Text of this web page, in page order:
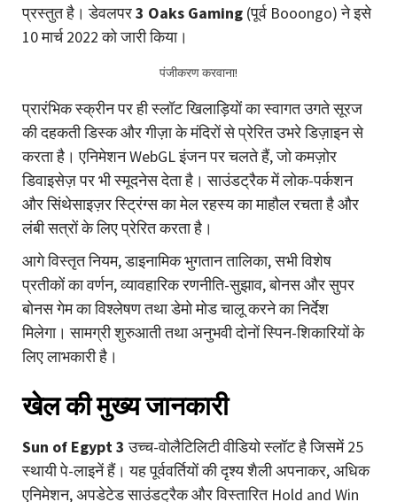
प्रस्तुत है। डेवलपर3 Oaks Gaming (पूर्व Booongo) ने इसे
10 मार्च 2022 को जारी किया।
पंजीकरण करवाना!
प्रारंभिक स्क्रीन पर ही स्लॉट खिलाड़ियों का स्वागत उगते सूरज
की दहकती डिस्क और गीज़ा के मंदिरों से प्रेरित उभरे डिज़ाइन से
करता है। एनिमेशन WebGL इंजन पर चलते हैं, जो कमज़ोर
डिवाइसेज़ पर भी स्मूदनेस देता है। साउंडट्रैक में लोक-पर्कशन
और सिंथेसाइज़र स्ट्रिंग्स का मेल रहस्य का माहौल रचता है और
लंबी सत्रों के लिए प्रेरित करता है।
आगे विस्तृत नियम, डाइनामिक भुगतान तालिका, सभी विशेष
प्रतीकों का वर्णन, व्यावहारिक रणनीति-सुझाव, बोनस और सुपर
बोनस गेम का विश्लेषण तथा डेमो मोड चालू करने का निर्देश
मिलेगा। सामग्री शुरुआती तथा अनुभवी दोनों स्पिन-शिकारियों के
लिए लाभकारी है।
खेल की मुख्य जानकारी
Sun of Egypt 3 उच्च-वोलैटिलिटी वीडियो स्लॉट है जिसमें 25
स्थायी पे-लाइनें हैं। यह पूर्ववर्तियों की दृश्य शैली अपनाकर, अधिक
एनिमेशन, अपडेटेड साउंडट्रैक और विस्तारित Hold and Win